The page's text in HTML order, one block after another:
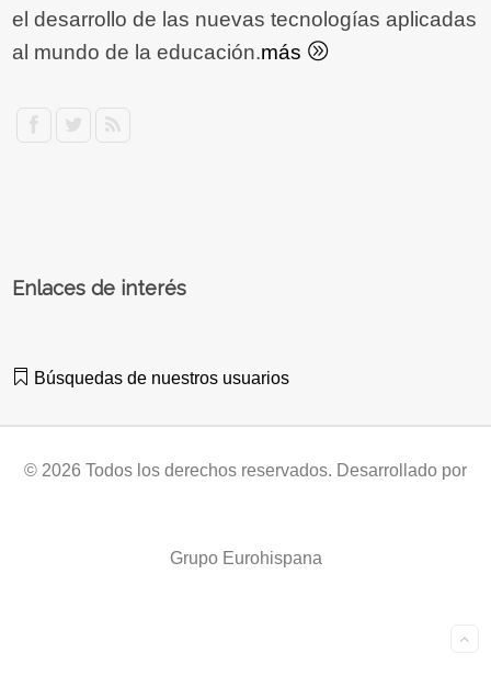
el desarrollo de las nuevas tecnologías aplicadas
al mundo de la educación.más
Enlaces de interés
Búsquedas de nuestros usuarios
© 2026 Todos los derechos reservados. Desarrollado por
Grupo Eurohispana